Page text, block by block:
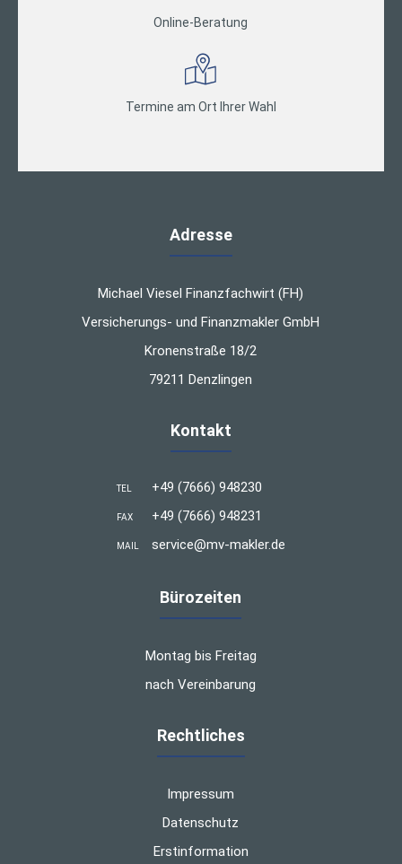
Online-Beratung
Termine am Ort Ihrer Wahl
Adresse
Michael Viesel Finanzfachwirt (FH)
Versicherungs- und Finanzmakler GmbH
Kronenstraße 18/2
79211 Denzlingen
Kontakt
TEL +49 (7666) 948230
FAX +49 (7666) 948231
MAIL service@mv-makler.de
Bürozeiten
Montag bis Freitag
nach Vereinbarung
Rechtliches
Impressum
Datenschutz
Erstinformation